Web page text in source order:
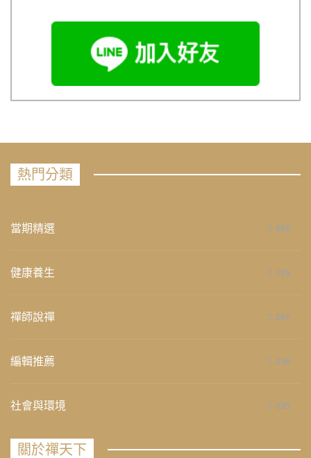
熱門分類
當期精選 658
健康養生 276
禪師說禪 267
編輯推薦 236
社會與環境 235
關於禪天下